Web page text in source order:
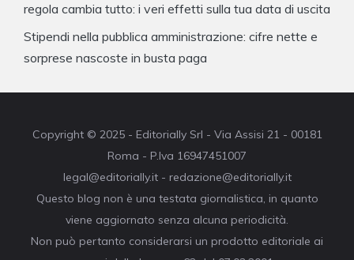
regola cambia tutto: i veri effetti sulla tua data di uscita
Stipendi nella pubblica amministrazione: cifre nette e
sorprese nascoste in busta paga
Copyright © 2025 - Editorially Srl - Via Assisi 21 - 00181
Roma - P.Iva 16947451007
legal@editorially.it - redazione@editorially.it
Questo blog non è una testata giornalistica, in quanto
viene aggiornato senza alcuna periodicità.
Non può pertanto considerarsi un prodotto editoriale ai